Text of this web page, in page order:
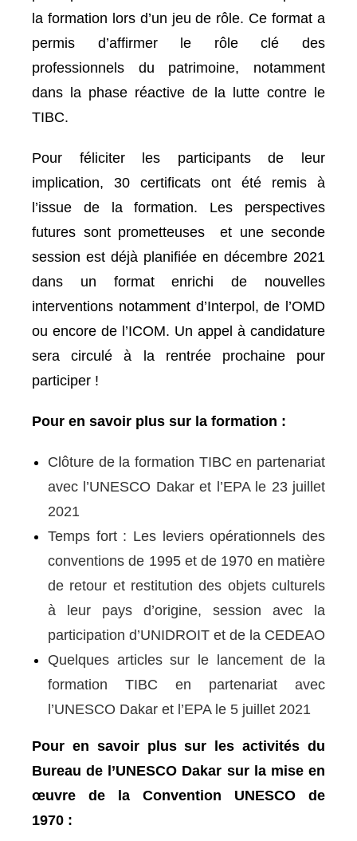
la formation lors d’un jeu de rôle. Ce format a
permis d’affirmer le rôle clé des
professionnels du patrimoine, notamment
dans la phase réactive de la lutte contre le
TIBC.
Pour féliciter les participants de leur
implication, 30 certificats ont été remis à
l’issue de la formation. Les perspectives
futures sont prometteuses et une seconde
session est déjà planifiée en décembre 2021
dans un format enrichi de nouvelles
interventions notamment d’Interpol, de l’OMD
ou encore de l’ICOM. Un appel à candidature
sera circulé à la rentrée prochaine pour
participer !
Pour en savoir plus sur la formation :
Clôture de la formation TIBC en partenariat
avec l’UNESCO Dakar et l’EPA le 23 juillet
2021
Temps fort : Les leviers opérationnels des
conventions de 1995 et de 1970 en matière
de retour et restitution des objets culturels
à leur pays d’origine, session avec la
participation d’UNIDROIT et de la CEDEAO
Quelques articles sur le lancement de la
formation TIBC en partenariat avec
l’UNESCO Dakar et l’EPA le 5 juillet 2021
Pour en savoir plus sur les activités du
Bureau de l’UNESCO Dakar sur la mise en
œuvre de la Convention UNESCO de
1970 :